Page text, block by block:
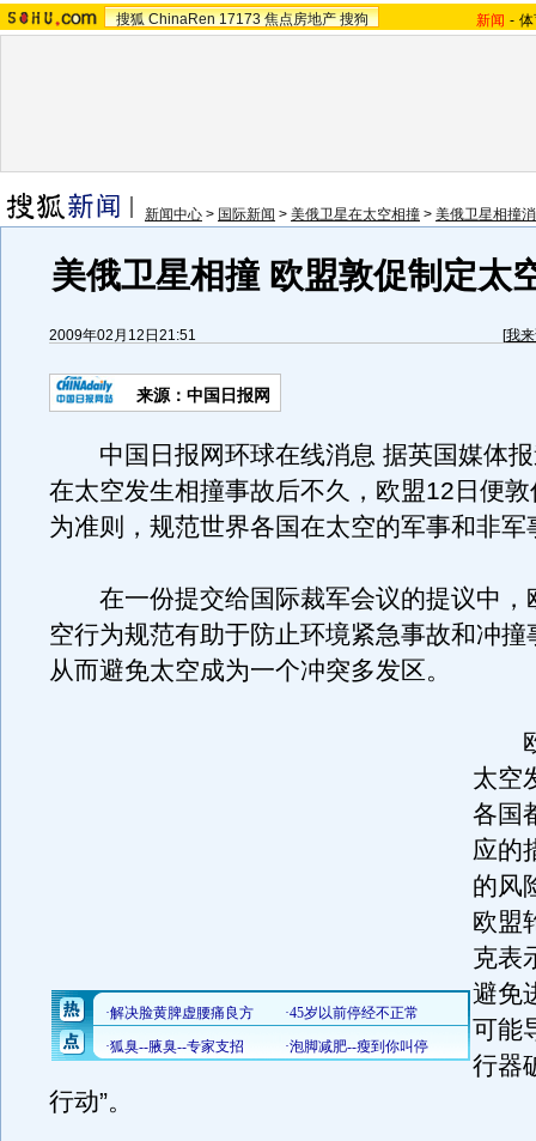
搜狐 ChinaRen 17173 焦点房地产 搜狗 新闻 -
新闻中心 > 国际新闻 > 美俄卫星在太空相撞 > 美俄卫星相撞
美俄卫星相撞 欧盟敦促制定太
2009年02月12日21:51 [我
来源：中国日报网
中国日报网环球在线消息 据英国媒体报
在太空发生相撞事故后不久，欧盟12日便
为准则，规范世界各国在太空的军事和非军
在一份提交给国际裁军会议的提议中，
空行为规范有助于防止环境紧急事故和冲撞
从而避免太空成为一个冲突多发区。
欧
太空
各国
应的
的风
欧盟
克表
避免
可能
行器
行动”。